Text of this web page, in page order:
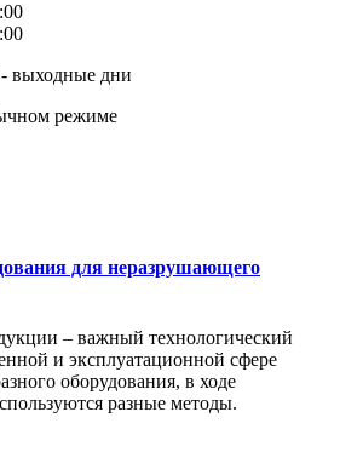
- выходные дни
режиме
для неразрушающего
– важный технологический
и эксплуатационной сфере
оборудования, в ходе
разные методы.